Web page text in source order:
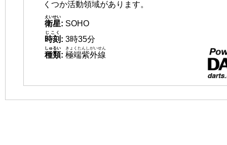
くつか活動領域があります。
衛星
えいせい
: SOHO
時刻
じこく
: 3時35分
種類
しゅるい
: 極端紫外線
きょくたんしがいせん